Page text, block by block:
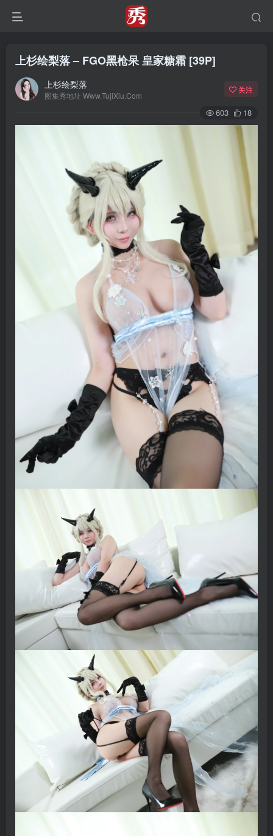
上杉绘梨落 – FGO黑枪呆 皇家糖霜 [39P]
上杉绘梨落
图集秀地址 Www.TujiXiu.Com
关注
603 18